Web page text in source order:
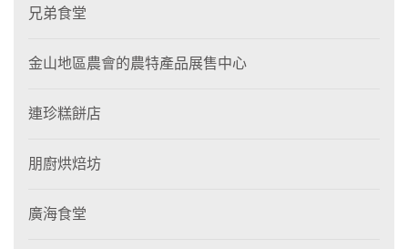
兄弟食堂
金山地區農會的農特產品展售中心
連珍糕餅店
朋廚烘焙坊
廣海食堂